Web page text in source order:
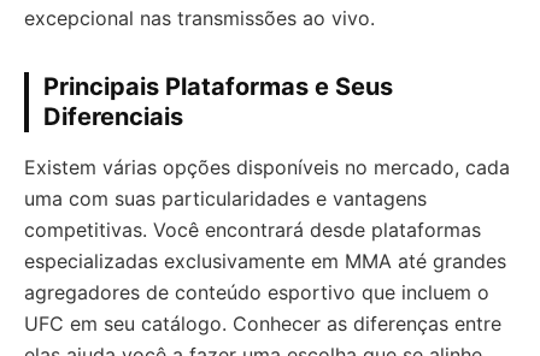
excepcional nas transmissões ao vivo.
Principais Plataformas e Seus
Diferenciais
Existem várias opções disponíveis no mercado, cada
uma com suas particularidades e vantagens
competitivas. Você encontrará desde plataformas
especializadas exclusivamente em MMA até grandes
agregadores de conteúdo esportivo que incluem o
UFC em seu catálogo. Conhecer as diferenças entre